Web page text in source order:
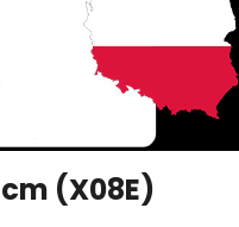
(X08E)